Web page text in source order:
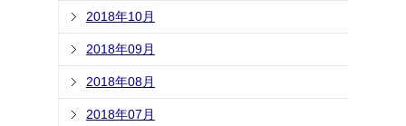
2018年10月
2018年09月
2018年08月
2018年07月